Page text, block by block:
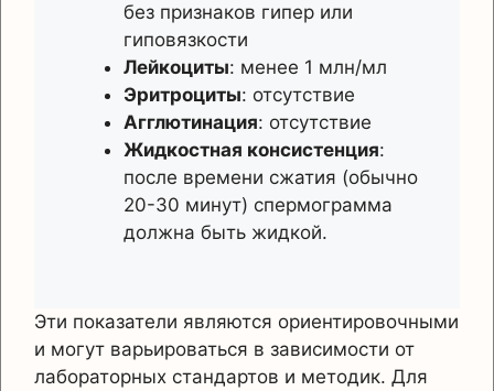
без признаков гипер или
гиповязкости
Лейкоциты: менее 1 млн/мл
Эритроциты: отсутствие
Агглютинация: отсутствие
Жидкостная консистенция:
после времени сжатия (обычно
20-30 минут) спермограмма
должна быть жидкой.
Эти показатели являются ориентировочными
и могут варьироваться в зависимости от
лабораторных стандартов и методик. Для